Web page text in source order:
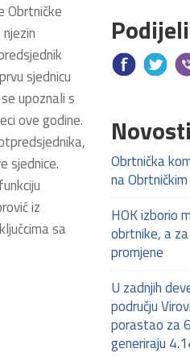
Obrtničke
sjednicu
upoznali s
ove godine.
sjednice.
iz
sa
Novosti
Obrtnička
na
HOK izborio
obrtnike, a
promjene
U zadnjih
području
porastao za
generiraju